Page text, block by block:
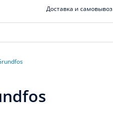
Доставка и самовывоз